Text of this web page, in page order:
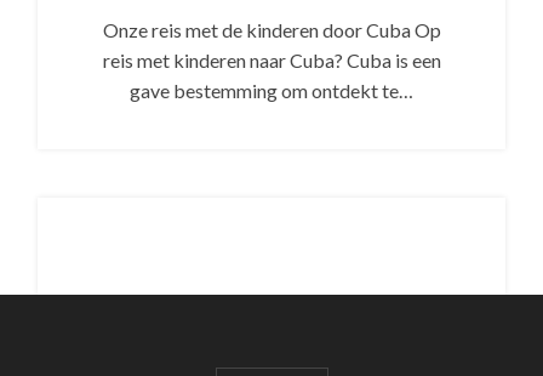
Onze reis met de kinderen door Cuba Op
reis met kinderen naar Cuba? Cuba is een
gave bestemming om ontdekt te…